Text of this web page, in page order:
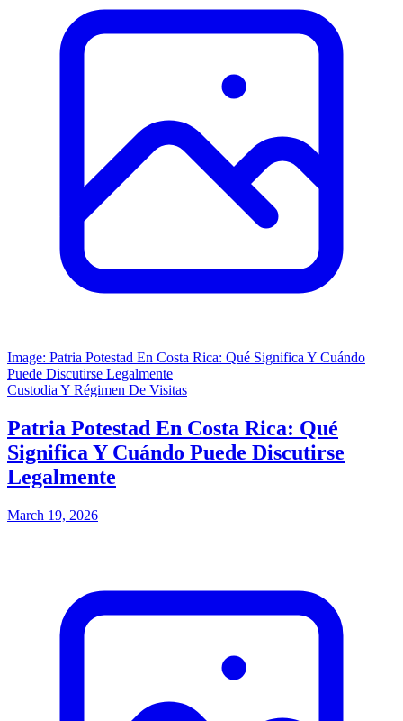
Image: Patria Potestad En Costa Rica: Qué Significa Y Cuándo
Puede Discutirse Legalmente
Custodia Y Régimen De Visitas
Patria Potestad En Costa Rica: Qué
Significa Y Cuándo Puede Discutirse
Legalmente
March 19, 2026